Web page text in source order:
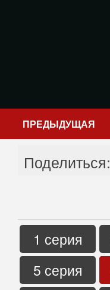
ПРЕДЫДУЩАЯ
Поделиться:
1 серия
5 серия